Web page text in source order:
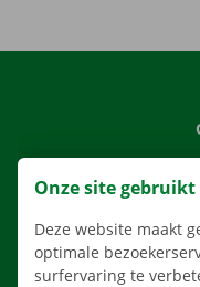
Onze site gebruikt
Deze website maakt
optimale
surfervaring te